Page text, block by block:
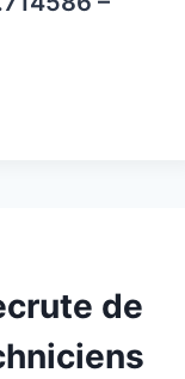
de